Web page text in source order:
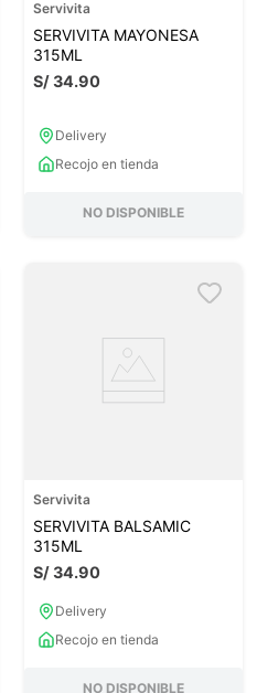
Servivita
SERVIVITA MAYONESA
315ML
S/34.90
Delivery
Recojo en tienda
NO DISPONIBLE
Servivita
SERVIVITA BALSAMIC
315ML
S/34.90
Delivery
Recojo en tienda
NO DISPONIBLE